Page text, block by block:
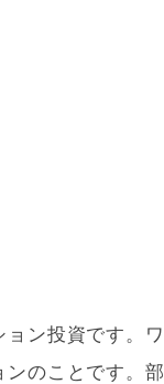
ン投資です。ワ
ンのことです。部